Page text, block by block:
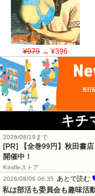
¥979→ ¥396
キチ
2026/08/19まで
[PR]
【全巻99円】秋田書
開催中！
Kindleストア
2026/08/06 06:35 あとで読む
私は部活も委員会も趣味活